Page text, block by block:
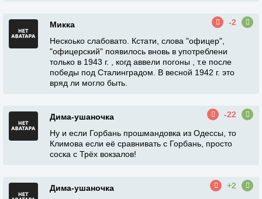
Микка
-2
Нескоько слабовато. Кстати, слова "офицер",
"офицерский" появилось вновь в употреблени
только в 1943 г. , когд аввели погоны , т.е после
победы под Сталинградом. В весной 1942 г. это
вряд ли могло быть.
Дима-ушаночка
-22
Ну и если Горбань прошмандовка из Одессы, то
Климова если её сравнивать с Горбань, просто
соска с Трёх вокзалов!
Дима-ушаночка
+2